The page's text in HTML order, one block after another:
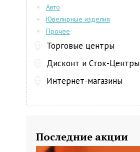
Авто
Ювелирные изделия
Прочее
Торговые центры
Дисконт и Сток-Центры
Интернет-магазины
Последние акции